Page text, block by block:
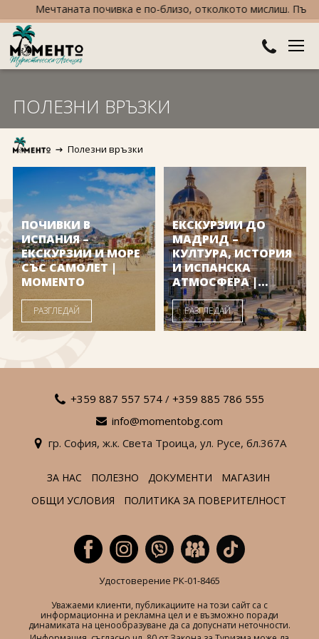
Мечтаната почивка е по-близо, отколкото мислиш.
Азия
Африка
Европа
Северна Америка
Южна Америка
ХОТЕЛИ
Хотели в България
Хотели в Гърция
Хотели в Турция
КРУИЗИ
ТУРЦИЯ
ПРАЗНИЦИ
Великден
Коледа
Нова година
ПОЛЕЗНО
КОНТАКТИ
За нас
Полезно
Общи условия
Политика за
ЗАПИТВАНЕ
ПОЛЕЗНИ ВРЪЗКИ
Полезни връзки
ПОЧИВКИ В
ИСПАНИЯ –
ЕКСКУРЗИИ И МОРЕ
СЪС САМОЛЕТ |
MOMENTO
РАЗГЛЕДАЙ
ЕКСКУРЗИИ ДО
МАДРИД –
КУЛТУРА, ИСТОРИЯ
И ИСПАНСКА
АТМОСФЕРА |
MOMENTO
РАЗГЛЕДАЙ
+359 887 557 574 / +359 885 786 555
info@momentobg.com
гр. София, ж.к. Света Троица, ул. Русе, бл.367А
ЗА НАС ПОЛЕЗНО ДОКУМЕНТИ
МАГАЗИН
ОБЩИ УСЛОВИЯ
ПОЛИТИКА ЗА ПОВЕРИТЕЛНОСТ
Удостоверение РК-01-8465
Уважаеми клиенти, публикациите на този сайт са с
информационна и рекламна цел и е възможно поради
динамиката на ценообразуване да са допуснати неточности.